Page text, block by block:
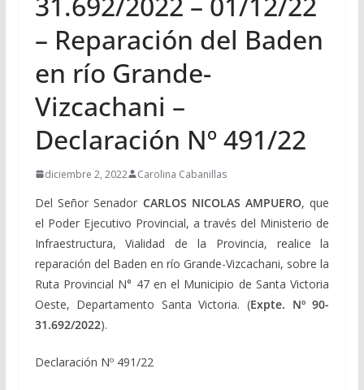
– Reparación del Baden
en río Grande-
Vizcachani –
Declaración Nº 491/22
diciembre 2, 2022 Carolina Cabanillas
Del Señor Senador CARLOS NICOLAS AMPUERO, que
el Poder Ejecutivo Provincial, a través del Ministerio de
Infraestructura, Vialidad de la Provincia, realice la
reparación del Baden en río Grande-Vizcachani, sobre la
Ruta Provincial N° 47 en el Municipio de Santa Victoria
Oeste, Departamento Santa Victoria. (Expte. Nº 90-
31.692/2022).
Declaración Nº 491/22